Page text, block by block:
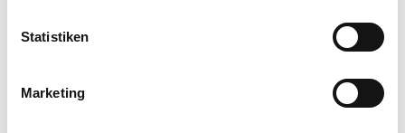
können
bestimmten Merkmalen (Fingerprinting) identifizieren
Erfahren Sie mehr darüber, wie Ihre persönlichen Daten
Statistiken
Marketing